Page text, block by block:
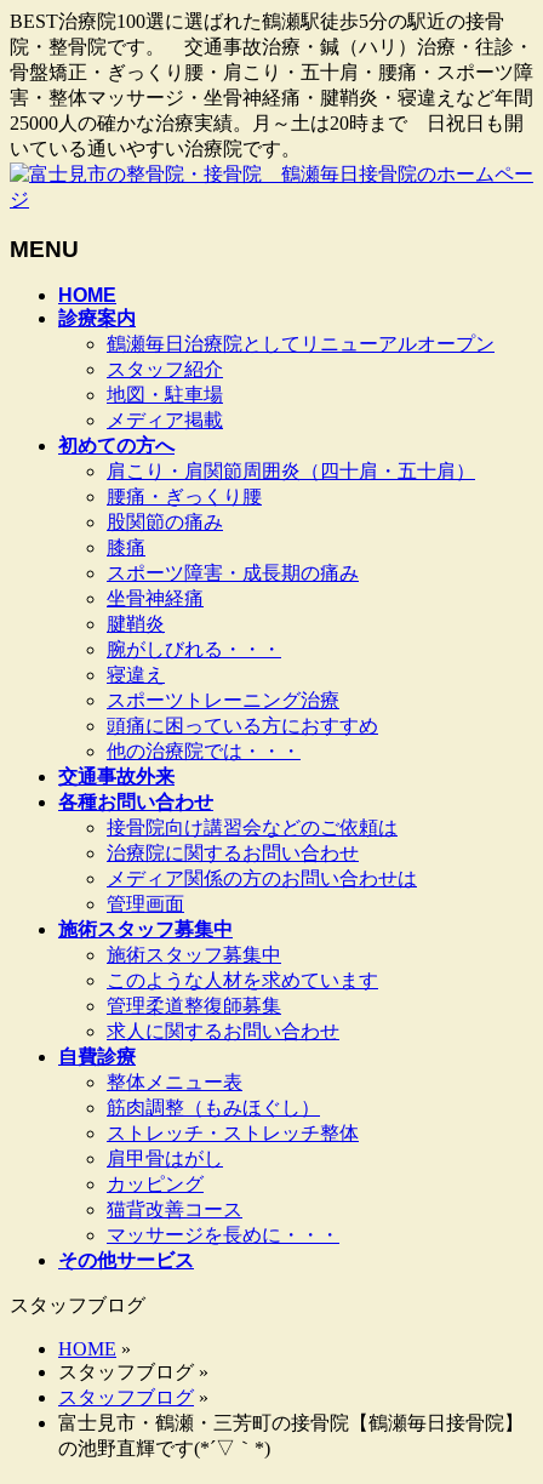
BEST治療院100選に選ばれた鶴瀬駅徒歩5分の駅近の接骨
院・整骨院です。 交通事故治療・鍼（ハリ）治療・往診・
骨盤矯正・ぎっくり腰・肩こり・五十肩・腰痛・スポーツ障
害・整体マッサージ・坐骨神経痛・腱鞘炎・寝違えなど年間
25000人の確かな治療実績。月～土は20時まで 日祝日も開
いている通いやすい治療院です。
MENU
HOME
診療案内
鶴瀬毎日治療院としてリニューアルオープン
スタッフ紹介
地図・駐車場
メディア掲載
初めての方へ
肩こり・肩関節周囲炎（四十肩・五十肩）
腰痛・ぎっくり腰
股関節の痛み
膝痛
スポーツ障害・成長期の痛み
坐骨神経痛
腱鞘炎
腕がしびれる・・・
寝違え
スポーツトレーニング治療
頭痛に困っている方におすすめ
他の治療院では・・・
交通事故外来
各種お問い合わせ
接骨院向け講習会などのご依頼は
治療院に関するお問い合わせ
メディア関係の方のお問い合わせは
管理画面
施術スタッフ募集中
施術スタッフ募集中
このような人材を求めています
管理柔道整復師募集
求人に関するお問い合わせ
自費診療
整体メニュー表
筋肉調整（もみほぐし）
ストレッチ・ストレッチ整体
肩甲骨はがし
カッピング
猫背改善コース
マッサージを長めに・・・
その他サービス
スタッフブログ
HOME »
スタッフブログ »
スタッフブログ »
富士見市・鶴瀬・三芳町の接骨院【鶴瀬毎日接骨院】
の池野直輝です(*´▽｀*)